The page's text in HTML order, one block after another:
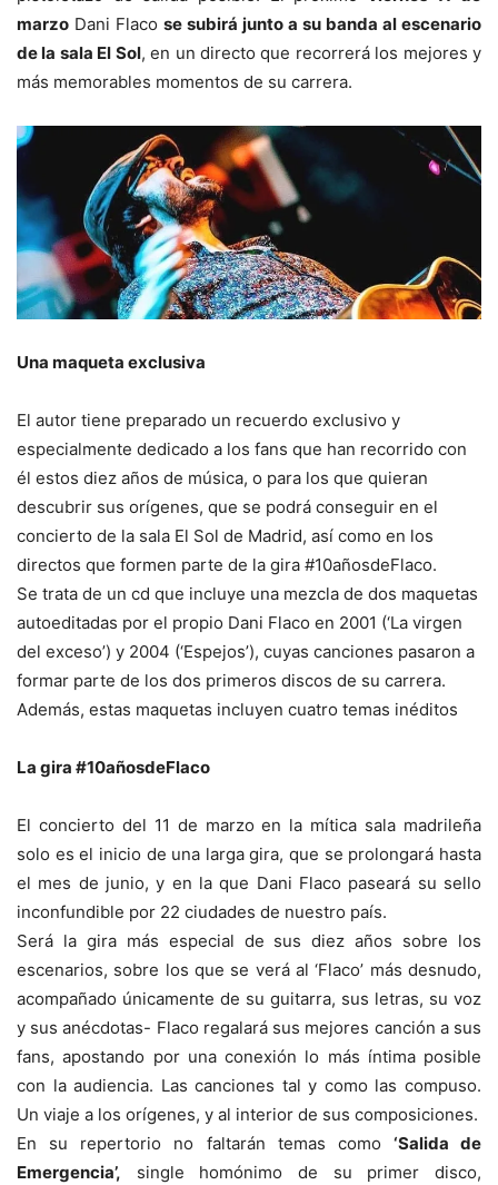
marzo Dani Flaco se subirá junto a su banda al escenario
de la sala El Sol, en un directo que recorrerá los mejores y
más memorables momentos de su carrera.
Una maqueta exclusiva
El autor tiene preparado un recuerdo exclusivo y
especialmente dedicado a los fans que han recorrido con
él estos diez años de música, o para los que quieran
descubrir sus orígenes, que se podrá conseguir en el
concierto de la sala El Sol de Madrid, así como en los
directos que formen parte de la gira #10añosdeFlaco.
Se trata de un cd que incluye una mezcla de dos maquetas
autoeditadas por el propio Dani Flaco en 2001 (‘La virgen
del exceso’) y 2004 (‘Espejos’), cuyas canciones pasaron a
formar parte de los dos primeros discos de su carrera.
Además, estas maquetas incluyen cuatro temas inéditos
La gira #10añosdeFlaco
El concierto del 11 de marzo en la mítica sala madrileña
solo es el inicio de una larga gira, que se prolongará hasta
el mes de junio, y en la que Dani Flaco paseará su sello
inconfundible por 22 ciudades de nuestro país.
Será la gira más especial de sus diez años sobre los
escenarios, sobre los que se verá al ‘Flaco’ más desnudo,
acompañado únicamente de su guitarra, sus letras, su voz
y sus anécdotas- Flaco regalará sus mejores canción a sus
fans, apostando por una conexión lo más íntima posible
con la audiencia. Las canciones tal y como las compuso.
Un viaje a los orígenes, y al interior de sus composiciones.
En su repertorio no faltarán temas como ‘Salida de
Emergencia’, single homónimo de su primer disco,